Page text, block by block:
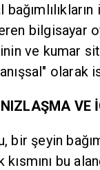
bilgisayar
ve kumar
olarak
VE
bir şeyin
kısmını bu